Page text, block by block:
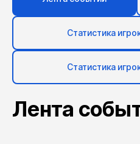
Статистика
Статистика
Лента